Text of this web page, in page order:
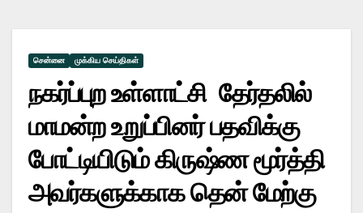
சென்னை முக்கிய செய்திகள்
நகர்ப்புற உள்ளாட்சி தேர்தலில்
மாமன்ற உறுப்பினர் பதவிக்கு
போட்டியிடும் கிருஷ்ண மூர்த்தி
அவர்களுக்காக தென் மேற்கு